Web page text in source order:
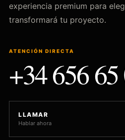
experiencia premium para
transformará tu proyecto.
ATENCIÓN DIRECTA
+34 656
LLAMAR
Hablar ahora